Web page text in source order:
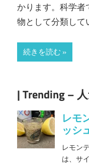
かります。科学
物として分類して
続きを読む
| Trending –